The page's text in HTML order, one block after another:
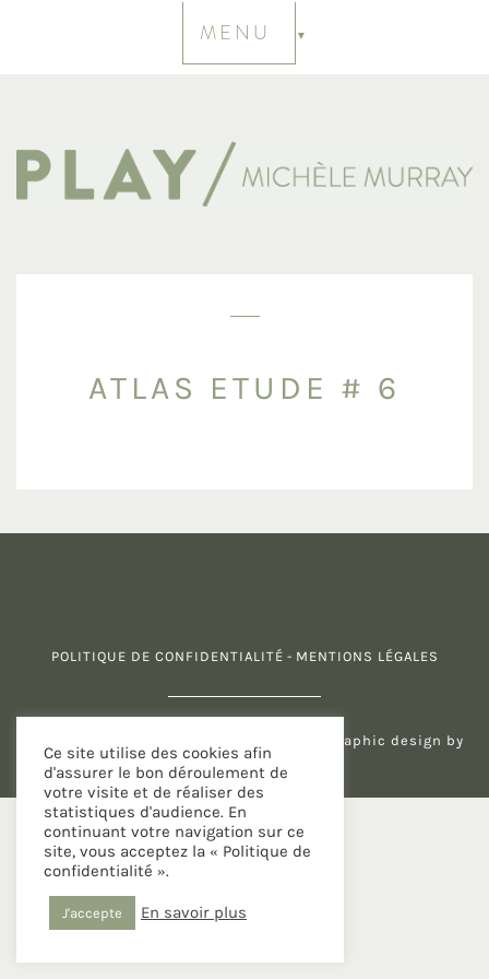
MENU
ATLAS ETUDE # 6
POLITIQUE DE CONFIDENTIALITÉ - MENTIONS LÉGALES
| Graphic design by
Too Cute Design
Ce site utilise des cookies afin
d'assurer le bon déroulement de
votre visite et de réaliser des
statistiques d'audience. En
continuant votre navigation sur ce
site, vous acceptez la « Politique de
confidentialité ».
J'accepte En savoir plus